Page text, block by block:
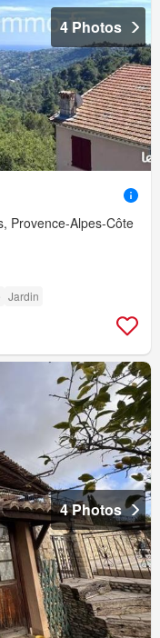
4 Photos
Provence-Alpes-Côte
Jardin
4 Photos